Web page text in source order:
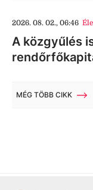
2026. 08. 02., 06:46
A közgyűlés
MÉG TÖBB CIKK